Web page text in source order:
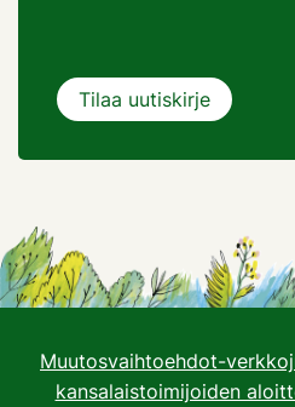
Muutosvaihtoehdot-
kansalaistoimijoiden